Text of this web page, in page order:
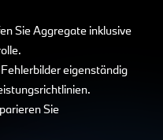
Sie Aggregate inklusive
eigenständig
Sie